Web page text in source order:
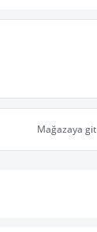
Mağazaya git